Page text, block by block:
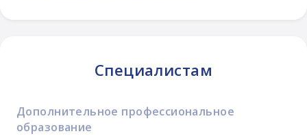
Специалистам
Дополнительное профессиональное
образование